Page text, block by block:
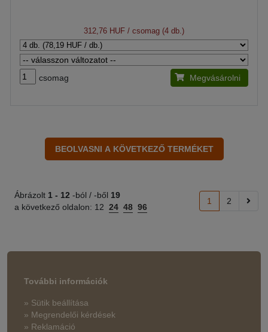
312,76 HUF / csomag (4 db.)
csomag Megvásárolni
Ábrázolt 1 - 12 -ból / -ből 19
a következő oldalon: 12 24 48 96
1 2
További információk
» Sütik beállítása
» Megrendelői kérdések
» Reklamáció